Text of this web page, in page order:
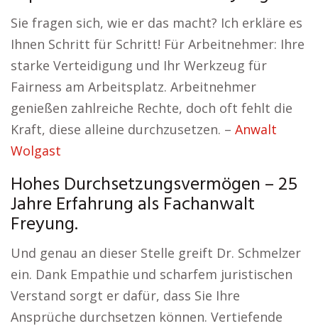
Sie fragen sich, wie er das macht? Ich erkläre es
Ihnen Schritt für Schritt! Für Arbeitnehmer: Ihre
starke Verteidigung und Ihr Werkzeug für
Fairness am Arbeitsplatz. Arbeitnehmer
genießen zahlreiche Rechte, doch oft fehlt die
Kraft, diese alleine durchzusetzen. – Anwalt
Wolgast
Hohes Durchsetzungsvermögen – 25
Jahre Erfahrung als Fachanwalt
Freyung.
Und genau an dieser Stelle greift Dr. Schmelzer
ein. Dank Empathie und scharfem juristischen
Verstand sorgt er dafür, dass Sie Ihre
Ansprüche durchsetzen können. Vertiefende